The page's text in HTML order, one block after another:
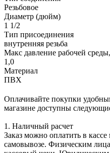
Резьбовое
Диаметр (дюйм)
1 1/2
Тип присоединения
внутренняя резьба
Макс давление рабочей
1,0
Материал
ПВХ
Оплачивайте покупки
магазине доступны
1. Наличный расчет
Заказ можно оплатить в кассе
самовывозе. Физическим